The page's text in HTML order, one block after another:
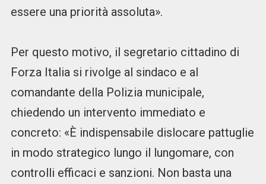
essere una priorità assoluta».
Per questo motivo, il segretario cittadino di
Forza Italia si rivolge al sindaco e al
comandante della Polizia municipale,
chiedendo un intervento immediato e
concreto: «È indispensabile dislocare pattuglie
in modo strategico lungo il lungomare, con
controlli efficaci e sanzioni. Non basta una